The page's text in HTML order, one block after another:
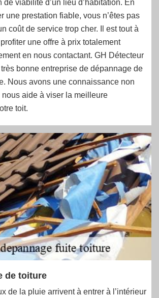
de viabilité d’un lieu d’habitation. En
une prestation fiable, vous n’êtes pas
coût de service trop cher. Il est tout à
une offre à prix totalement
en nous contactant. GH Détecteur
bonne entreprise de dépannage de
Nous avons une connaissance non
aide à viser la meilleure
toit.
de toiture
de la pluie arrivent à entrer à l’intérieur